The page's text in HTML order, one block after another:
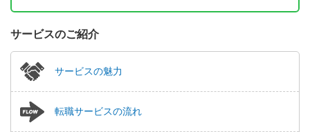
サービスのご紹介
サービスの魅力
転職サービスの流れ